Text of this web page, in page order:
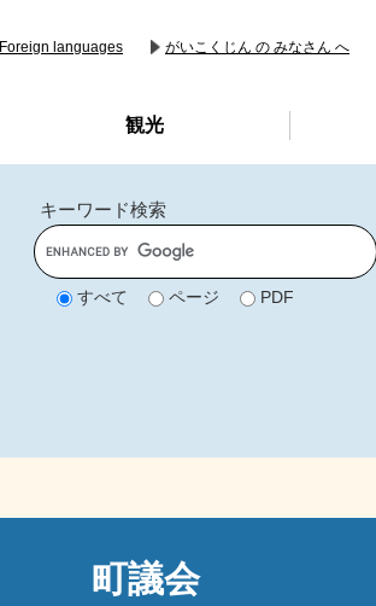
Foreign languages がいこくじん の みなさん へ
観光
キーワード検索
G
o
o
すべて ページ PDF
町議会